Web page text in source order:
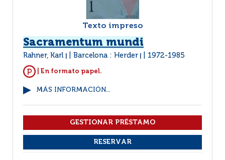
Texto impreso
Sacramentum mundi
Rahner, Karl Barcelona : Herder 1972-1985
| En formato papel.
MÁS INFORMACIÓN...